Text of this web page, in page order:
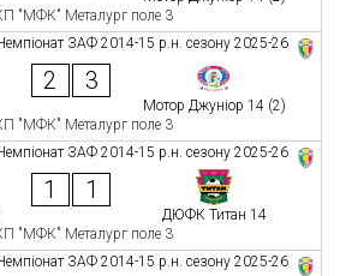
"МФК" Металург поле 3
ЗАФ 2014-15 р.н. сезону 2025-26
2 3
Мотор Джуніор 14 (2)
"МФК" Металург поле 3
ЗАФ 2014-15 р.н. сезону 2025-26
1 1
ДЮФК Титан 14
"МФК" Металург поле 3
ЗАФ 2014-15 р.н. сезону 2025-26